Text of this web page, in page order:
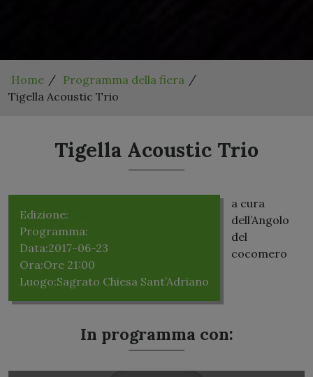
Home
Programma della fiera
Tigella Acoustic Trio
Tigella Acoustic Trio
Edizione:
Programma:
Data:2017-06-23
Ora:Ore 21:00
Luogo:Sagrato Chiesa Sant’Adriano
a cura
dell’Angolo
del
cocomero
In programma con: